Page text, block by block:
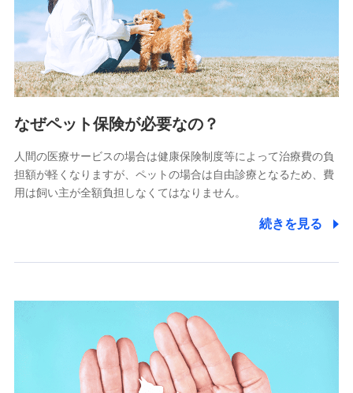
(https://pshoken.co.jp/)
リトルファミリー少額短期保険株式会社
(https://www.littlefamily-ssi.com/)
2.共同募集を行う代理店から受領する個人情報
郵便、電話、およびＥメール等により、当社と取引のあるも
しくは委託を受けている保険会社・提携会社の保険その他に
た維持管理等の委託業務遂行のため、またそれらに付帯、関
連する当社および提携会社のサービスを案内、提供するため
（なお、当社は複数の保険会社と取引があり、取得した個人
情報を取引のある他の保険会社の商品・サービスをご提案す
るために利用させていただくことがあります。）
上記に係る連絡・手続き・管理等付帯業務を行うため
上記に係る連絡・手続き・管理等付帯業務を行うため
4.家族・友達紹介にて取得した個人情報
被紹介者への連絡、及び当社と取引のあるもしくは委託を受
けている保険会社・提携会社の保険その他に関する情報を提
なぜペット保険が必要なの？
人間の医療サービスの場合は健康保険制度等によって治療費の負
担額が軽くなりますが、ペットの場合は自由診療となるため、費
用は飼い主が全額負担しなくてはなりません。
続きを見る